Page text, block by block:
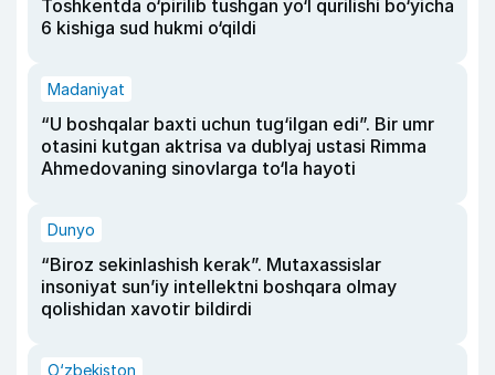
Toshkentda o‘pirilib tushgan yo‘l qurilishi bo‘yicha
6 kishiga sud hukmi o‘qildi
Madaniyat
“U boshqalar baxti uchun tug‘ilgan edi”. Bir umr
otasini kutgan aktrisa va dublyaj ustasi Rimma
Ahmedovaning sinovlarga to‘la hayoti
Dunyo
“Biroz sekinlashish kerak”. Mutaxassislar
insoniyat sun’iy intellektni boshqara olmay
qolishidan xavotir bildirdi
O‘zbekiston